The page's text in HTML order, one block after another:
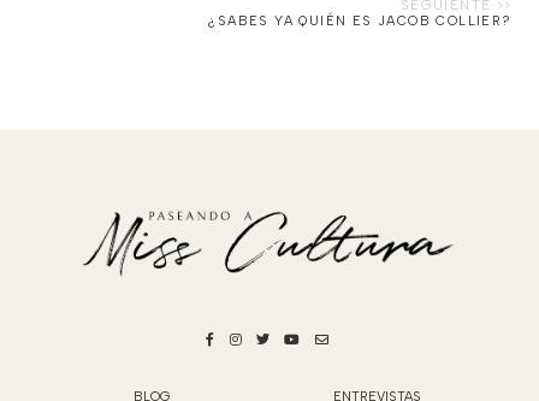
¿SABES YA QUIÉN ES JACOB COLLIER?
BLOG ENTREVISTAS